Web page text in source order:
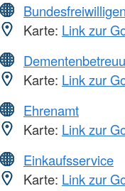
Karte: Link zur
Karte: Link zur
Ehrenamt
Karte: Link zur
Einkaufsservice
Karte: Link zur